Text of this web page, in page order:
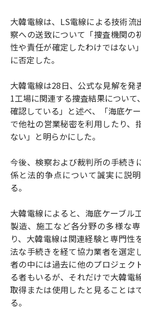
大韓電線は、LS電線による技術流
察への送致について「捜査機関の
性や責任が確定したわけではない
に否定した。
大韓電線は28日、公式な見解を発
1工場に関連する捜査結果について
確認している」と述べ、「海底ケ
で他社の営業秘密を利用したり、
ない」と明らかにした。
今後、検察および裁判所の手続き
係と法的争点について誠実に説
る。
大韓電線によると、海底ケーブル
製造、施工など各分野の多様な
り、大韓電線は関連経験と専門性
法な手続きを経て協力業者を選定
者の中には過去に他のプロジェク
る者もいるが、それだけで大韓電
取得または使用したと見ることは
る。